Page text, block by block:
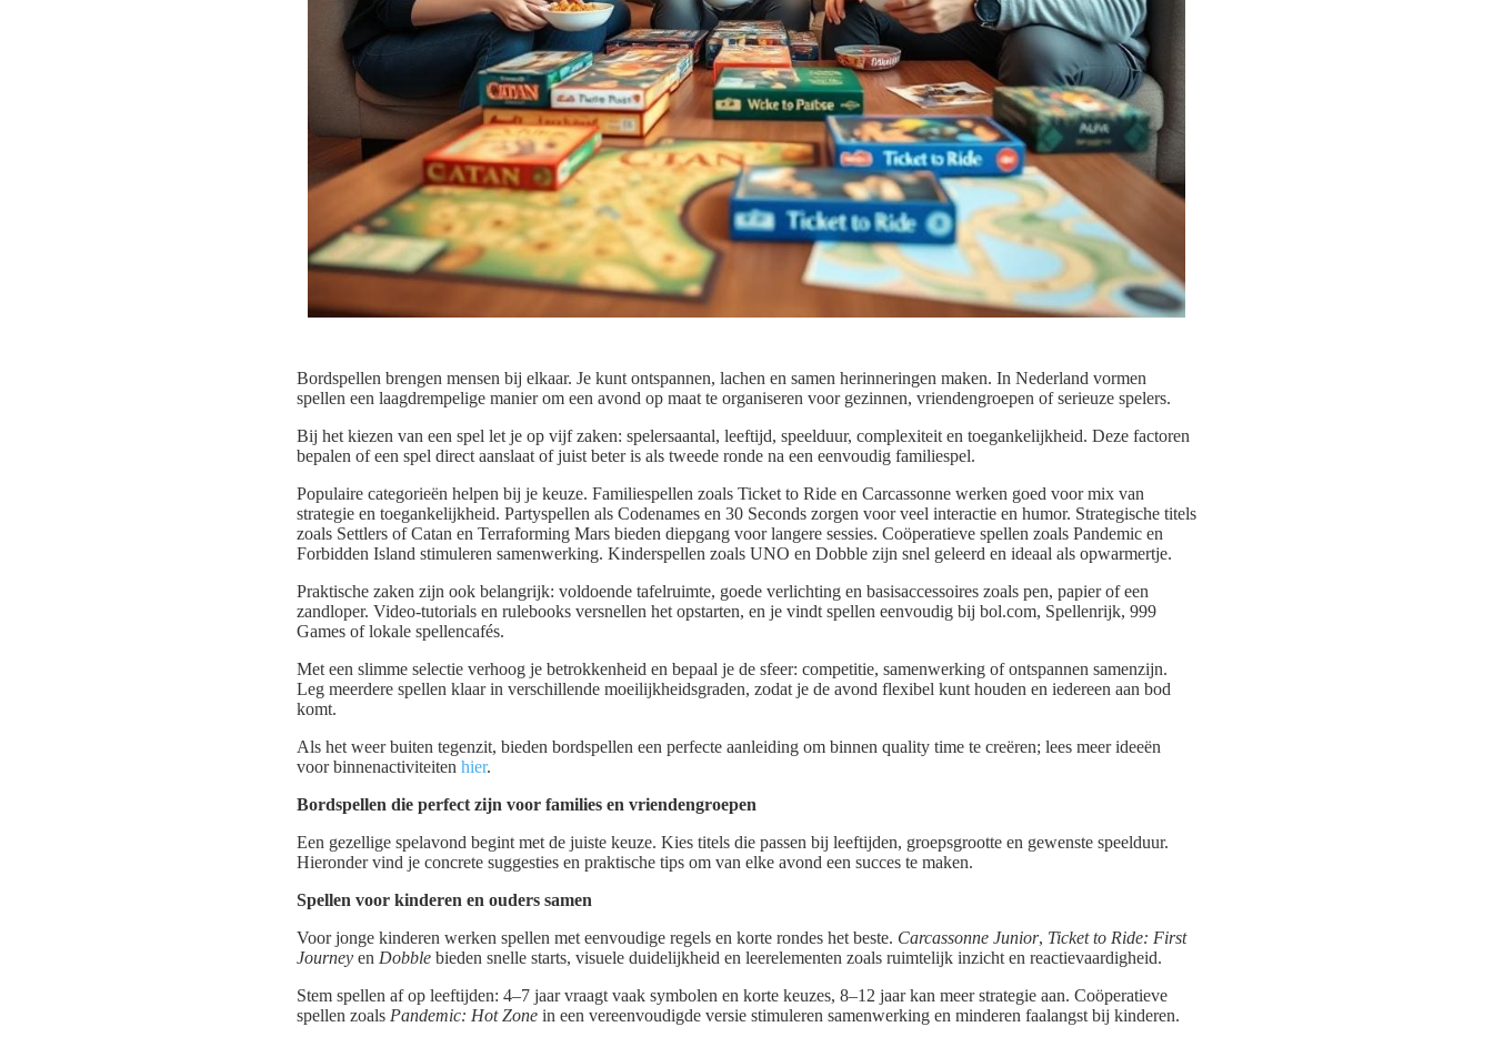
Bordspellen brengen mensen bij elkaar. Je kunt ontspannen, lachen en samen herinneringen maken. In Nederland vormen
spellen een laagdrempelige manier om een avond op maat te organiseren voor gezinnen, vriendengroepen of serieuze spelers.
Bij het kiezen van een spel let je op vijf zaken: spelersaantal, leeftijd, speelduur, complexiteit en toegankelijkheid. Deze factoren
bepalen of een spel direct aanslaat of juist beter is als tweede ronde na een eenvoudig familiespel.
Populaire categorieën helpen bij je keuze. Familiespellen zoals Ticket to Ride en Carcassonne werken goed voor mix van
strategie en toegankelijkheid. Partyspellen als Codenames en 30 Seconds zorgen voor veel interactie en humor. Strategische titels
zoals Settlers of Catan en Terraforming Mars bieden diepgang voor langere sessies. Coöperatieve spellen zoals Pandemic en
Forbidden Island stimuleren samenwerking. Kinderspellen zoals UNO en Dobble zijn snel geleerd en ideaal als opwarmertje.
Praktische zaken zijn ook belangrijk: voldoende tafelruimte, goede verlichting en basisaccessoires zoals pen, papier of een
zandloper. Video-tutorials en rulebooks versnellen het opstarten, en je vindt spellen eenvoudig bij bol.com, Spellenrijk, 999
Games of lokale spellencafés.
Met een slimme selectie verhoog je betrokkenheid en bepaal je de sfeer: competitie, samenwerking of ontspannen samenzijn.
Leg meerdere spellen klaar in verschillende moeilijkheidsgraden, zodat je de avond flexibel kunt houden en iedereen aan bod
komt.
Als het weer buiten tegenzit, bieden bordspellen een perfecte aanleiding om binnen quality time te creëren; lees meer ideeën
voor binnenactiviteiten hier.
Bordspellen die perfect zijn voor families en vriendengroepen
Een gezellige spelavond begint met de juiste keuze. Kies titels die passen bij leeftijden, groepsgrootte en gewenste speelduur.
Hieronder vind je concrete suggesties en praktische tips om van elke avond een succes te maken.
Spellen voor kinderen en ouders samen
Voor jonge kinderen werken spellen met eenvoudige regels en korte rondes het beste. Carcassonne Junior, Ticket to Ride: First
Journey en Dobble bieden snelle starts, visuele duidelijkheid en leerelementen zoals ruimtelijk inzicht en reactievaardigheid.
Stem spellen af op leeftijden: 4–7 jaar vraagt vaak symbolen en korte keuzes, 8–12 jaar kan meer strategie aan. Coöperatieve
spellen zoals Pandemic: Hot Zone in een vereenvoudigde versie stimuleren samenwerking en minderen faalangst bij kinderen.